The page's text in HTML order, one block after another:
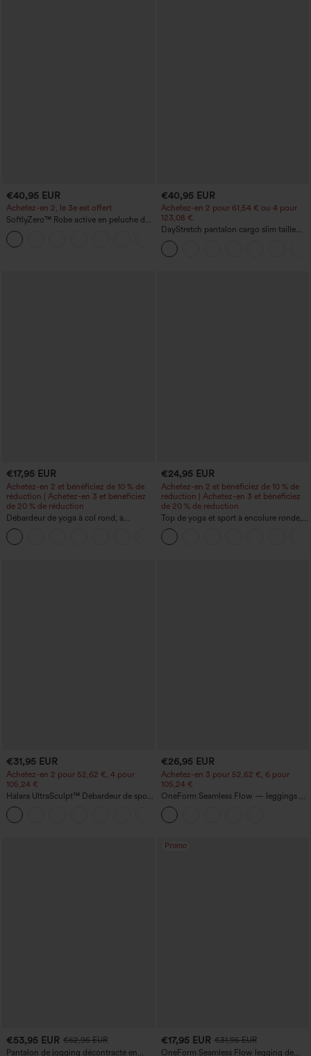
€40,95 EUR
Achetez-en 2, le 3e est offert
SoftlyZero™ Robe active en peluche dos
nu — Édition Hyper Facile
€40,95 EUR
Achetez-en 2 pour 61,54 € ou 4 pour
123,08 €.
DayStretch pantalon cargo slim taille
haute, poches zippées, uni
€17,95 EUR
Achetez-en 2 et bénéficiez de 10 % de
réduction | Achetez-en 3 et bénéficiez
de 20 % de réduction
Débardeur de yoga à col rond, à
fronces, effet rafraîchissant - UPF50+
€24,95 EUR
Achetez-en 2 et bénéficiez de 10 % de
réduction | Achetez-en 3 et bénéficiez
de 20 % de réduction
Top de yoga et sport à encolure ronde,
manches courtes, à fronces, effet
rafraîchissant au toucher - UPF50+
€31,95 EUR
Achetez-en 2 pour 52,62 €, 4 pour
105,24 €
Halara UltraSculpt™ Débardeur de sport
à col rond et ourlet arrondi
€26,95 EUR
Achetez-en 3 pour 52,62 €, 6 pour
105,24 €
OneForm Seamless Flow — leggings de
yoga sans coutures, taille mi-haute, effet
gainant pour le ventre et liftant pour les
fesses
€53,95 EUR €62,95 EUR
Pantalon de jogging décontracté en
Promo
€17,95 EUR €31,95 EUR
OneForm Seamless Flow legging de